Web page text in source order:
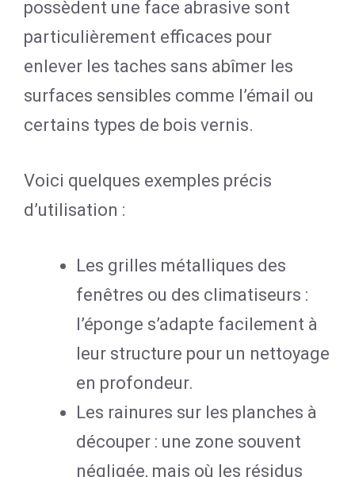
possèdent une face abrasive sont
particulièrement efficaces pour
enlever les taches sans abîmer les
surfaces sensibles comme l’émail ou
certains types de bois vernis.
Voici quelques exemples précis
d’utilisation :
Les grilles métalliques des
fenêtres ou des climatiseurs :
l’éponge s’adapte facilement à
leur structure pour un nettoyage
en profondeur.
Les rainures sur les planches à
découper : une zone souvent
négligée, mais où les résidus